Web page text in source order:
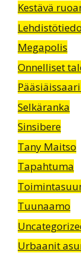
Kestävä
Megapolis
Onnelliset
Selkäranka
Sinsibere
Tany Maitso
Tapahtuma
Tuunaamo
Urbaanit